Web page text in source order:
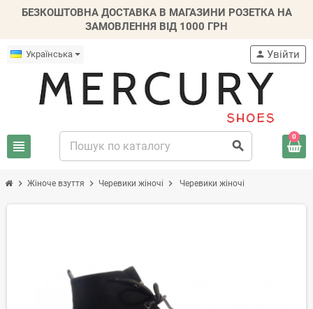
БЕЗКОШТОВНА ДОСТАВКА В МАГАЗИНИ РОЗЕТКА НА
ЗАМОВЛЕННЯ ВІД 1000 ГРН
Українська
view_headline search
person Увійти
0
chevron_right Жіноче взуття chevron_right Черевики жіночі chevron_right Черевики жіночі